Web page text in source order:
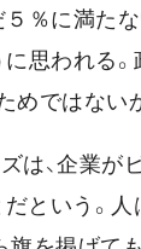
％に満た
思われる
めではない
は、企業
という。